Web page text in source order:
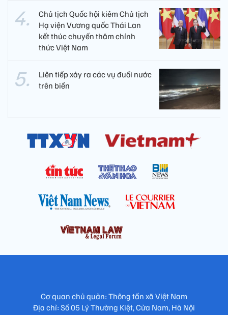
Chủ tịch Quốc hội kiêm Chủ tịch
Hạ viện Vương quốc Thái Lan
kết thúc chuyến thăm chính
thức Việt Nam
Liên tiếp xảy ra các vụ đuối nước
trên biển